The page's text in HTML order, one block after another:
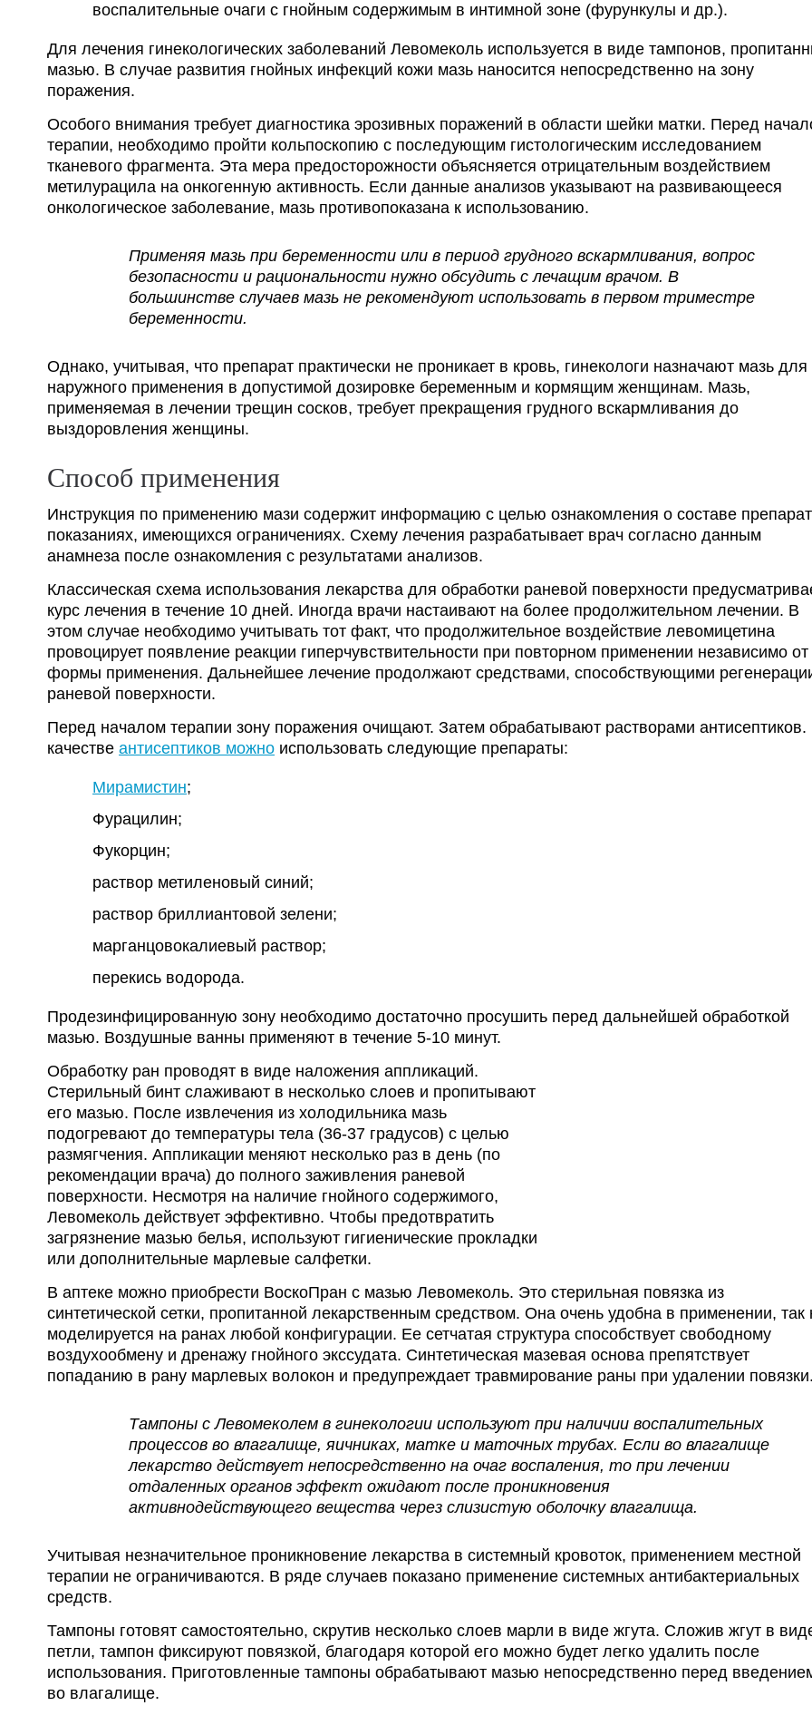
воспалительные очаги с гнойным содержимым в интимной зоне (фурункулы и др.).
Для лечения гинекологических заболеваний Левомеколь используется в виде тампонов,
мазью. В случае развития гнойных инфекций кожи мазь наносится непосредственно на зону
поражения.
Особого внимания требует диагностика эрозивных поражений в области шейки матки. Перед
терапии, необходимо пройти кольпоскопию с последующим гистологическим исследованием
тканевого фрагмента. Эта мера предосторожности объясняется отрицательным воздействием
метилурацила на онкогенную активность. Если данные анализов указывают на развивающееся
онкологическое заболевание, мазь противопоказана к использованию.
Применяя мазь при беременности или в период грудного вскармливания, вопрос
безопасности и рациональности нужно обсудить с лечащим врачом. В
большинстве случаев мазь не рекомендуют использовать в первом триместре
беременности.
Однако, учитывая, что препарат практически не проникает в кровь, гинекологи назначают мазь для
наружного применения в допустимой дозировке беременным и кормящим женщинам. Мазь,
применяемая в лечении трещин сосков, требует прекращения грудного вскармливания до
выздоровления женщины.
Способ применения
Инструкция по применению мази содержит информацию с целью ознакомления о составе
показаниях, имеющихся ограничениях. Схему лечения разрабатывает врач согласно данным
анамнеза после ознакомления с результатами анализов.
Классическая схема использования лекарства для обработки раневой поверхности
курс лечения в течение 10 дней. Иногда врачи настаивают на более продолжительном лечении. В
этом случае необходимо учитывать тот факт, что продолжительное воздействие левомицетина
провоцирует появление реакции гиперчувствительности при повторном применении независимо от
формы применения. Дальнейшее лечение продолжают средствами, способствующими
раневой поверхности.
Перед началом терапии зону поражения очищают. Затем обрабатывают растворами антисептиков.
качестве антисептиков можно использовать следующие препараты:
Мирамистин;
Фурацилин;
Фукорцин;
раствор метиленовый синий;
раствор бриллиантовой зелени;
марганцовокалиевый раствор;
перекись водорода.
Продезинфицированную зону необходимо достаточно просушить перед дальнейшей обработкой
мазью. Воздушные ванны применяют в течение 5-10 минут.
Обработку ран проводят в виде наложения аппликаций.
Стерильный бинт слаживают в несколько слоев и пропитывают
его мазью. После извлечения из холодильника мазь
подогревают до температуры тела (36-37 градусов) с целью
размягчения. Аппликации меняют несколько раз в день (по
рекомендации врача) до полного заживления раневой
поверхности. Несмотря на наличие гнойного содержимого,
Левомеколь действует эффективно. Чтобы предотвратить
загрязнение мазью белья, используют гигиенические прокладки
или дополнительные марлевые салфетки.
В аптеке можно приобрести ВоскоПран с мазью Левомеколь. Это стерильная повязка из
синтетической сетки, пропитанной лекарственным средством. Она очень удобна в применении, так
моделируется на ранах любой конфигурации. Ее сетчатая структура способствует свободному
воздухообмену и дренажу гнойного экссудата. Синтетическая мазевая основа препятствует
попаданию в рану марлевых волокон и предупреждает травмирование раны при удалении
Тампоны с Левомеколем в гинекологии используют при наличии воспалительных
процессов во влагалище, яичниках, матке и маточных трубах. Если во влагалище
лекарство действует непосредственно на очаг воспаления, то при лечении
отдаленных органов эффект ожидают после проникновения
активнодействующего вещества через слизистую оболочку влагалища.
Учитывая незначительное проникновение лекарства в системный кровоток, применением местной
терапии не ограничиваются. В ряде случаев показано применение системных антибактериальных
средств.
Тампоны готовят самостоятельно, скрутив несколько слоев марли в виде жгута. Сложив жгут в
петли, тампон фиксируют повязкой, благодаря которой его можно будет легко удалить после
использования. Приготовленные тампоны обрабатывают мазью непосредственно перед
во влагалище.